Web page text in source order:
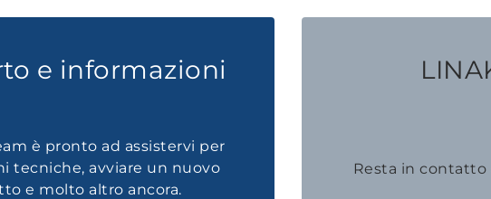
e informazioni
è pronto ad assistervi per
tecniche, avviare un nuovo
e molto altro ancora.
Resta in contatto